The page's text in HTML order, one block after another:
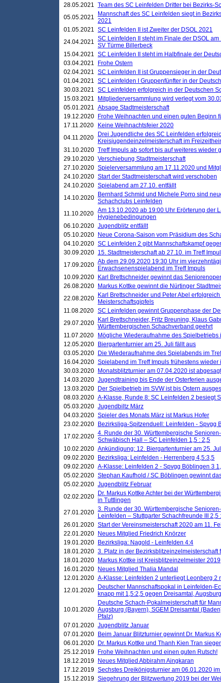
28.05.2021 Team des SC Leinfelden Dritter bei Bezirks-
05.05.2021
Mannschaft des SC Leinfelden siegt in
2021
01.05.2021 SC Leinfelden II ist Zweiter der DSOL 2021
24.04.2021 SC Leinfelden II steht im Finale der DSOL
SV Türme Billerbeck
15.04.2021 SC Leinfelden II steht im Halbfinale der
03.04.2021
Frohe Ostern
02.04.2021 SC Leinfelden II ist Gruppensieger in der
01.04.2021 SC Leinfelden I Gruppenfünfter in der
30.03.2021 SC Leinfelden erfolgreich in der Deutschen
15.03.2021
Mitgliederversammlung wird verlegt vom
05.01.2021 Absage Stadtmeisterschaft
19.12.2020
Frohe Weihnachten und einen guten Beginn
17.11.2020
Keine Weihnachtsfeier 2020
04.11.2020
Drei Jugendliche des SC Leinfelden
Kreisjugendeinzelmeisterschaft im
31.10.2020 Treff Impuls ab sofort bis auf weiteres wieder
29.10.2020 Verschiebung Stadtmeisterschaft
27.10.2020 Spielerversammlung am 17.11.2020 und
24.10.2020 Start der Stadtmeisterschaft wird verschoben
24.10.2020 Spielabend am 27.10. entfällt
14.10.2020
Bernhard Schmid und Michele Porro sind
Schachclubs Leinfelden
11.10.2020 Am 13.10.2020 ab 19:00 Uhr Erörterung der
Hygienebedingungen
06.10.2020 Jugendblitz entfällt
05.10.2020
Neue Corona-Saison vom Präsidium des
04.10.2020 SC Leinfelden 2 gibt Mannschaftskampf
30.09.2020 15. Stadtmeisterschaft ab 27.10. im Treff
17.09.2020 Ab dem 29.09.2020 19:30 Uhr im
Erwachsenenspielabend im Treff Impuls
10.09.2020
Karl Brettschneider gewinnt das
26.08.2020
Markus Kottke gewinnt die Nürtinger
22.08.2020
Karl Brettschneider und Peter Abel
Meisterschaftsgipfels
11.08.2020 SC Leinfelden gewinnt Gruppenphase der
29.07.2020
Karl Brettschneider, Fritz Breuning, Klaus
Württembergischen Schachverband geehrt
11.07.2020
Mögliche Wiederaufnahme des Spielbetriebs
12.05.2020
Biergartenturnier am 25. Juli fällt aus
03.05.2020
Die Wiederaufnahme des Spielabends im
16.04.2020 Spielabend im Treff Impuls frühestens wieder
30.03.2020
Monatsblitzturnier am 07.04.2020 ist abgesagt
14.03.2020 Jugendtraining bis Ende der Osterferien
13.03.2020
Der Spielbetrieb im SVW ist bis Ostern
08.03.2020 A-Klasse, Runde 8: SC Leinfelden 2 besiegt
05.03.2020 Jugendbiltz März
04.03.2020 Spieler des Monats März ist Markus Hofer
23.02.2020
Bezirksliga-Spitzenduell: Leinfelden - Spvgg
17.02.2020 4. Runde der 30. Württembergische
Schwäbisch Hall – SC Leinfelden 1,5 : 2,5
10.02.2020 Ankündigung: 12. Biergartenturnier am 25.
09.02.2020
Bezirksliga: Leinfelden - Herrenberg 4,5:3,5
09.02.2020 A-Klasse: Leinfelden 2 - Spvgg Böblingen 3
05.02.2020 Stephan Kaufhold / SC Böblingen gewinnt
05.02.2020 Jugendblitz Februar
02.02.2020
Dr. Markus Kottke Achter bei der
in Tuttlingen
27.01.2020 3. Runde der 30. Württembergische
Leinfelden – Stuttgarter Schachfreunde III 2,5
26.01.2020 Start der Vereinsmeisterschaft 2020 am 11.
22.01.2020
Neues Mitglied Friedrich Knörzer
19.01.2020
Bezirksliga: Nagold - Leinfelden 4:4
18.01.2020 3. Platz in der Bezirksblitzeinzelmeisterschaft
18.01.2020
Markus Kottke ist Kreisblitzeinzelmeister 2019
16.01.2020
Neues Mitglied Thalia Mandal
12.01.2020 A-Klasse: Leinfelden 2 unterliegt Leonberg 2
12.01.2020
Deutscher Mannschaftspokal in Leinfelden-
knapp mit 1,5:2,5 gegen Dreisamtal,
10.01.2020
Deutsche Schach-Pokalmeisterschaft für
Augsburg (Bayern), SGEM Dreisamtal
Pfalz)
07.01.2020 Jugendblitz Januar
07.01.2020
Beim Januar Blitzturnier gewinnt Dr. Markus
06.01.2020
Dr. Markus Kottke und Thanh Kien Tran
25.12.2019
Frohe Weihnachten und einen guten Rutsch!
18.12.2019
Neues Mitglied Abbirahm Aingkaran
17.12.2019 Sechstes Dreikönigsturnier am 06.01.2020
15.12.2019 Siegehrung der Blitzwertung 2019 bei der